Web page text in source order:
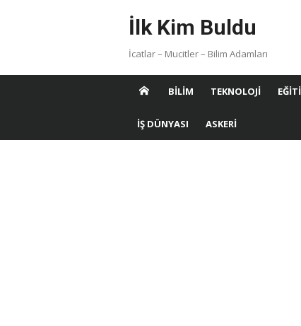
İlk Kim Buldu
İcatlar – Mucitler – Bilim Adamları
BILIM TEKNOLOJI
İŞ DÜNYASI ASKERI